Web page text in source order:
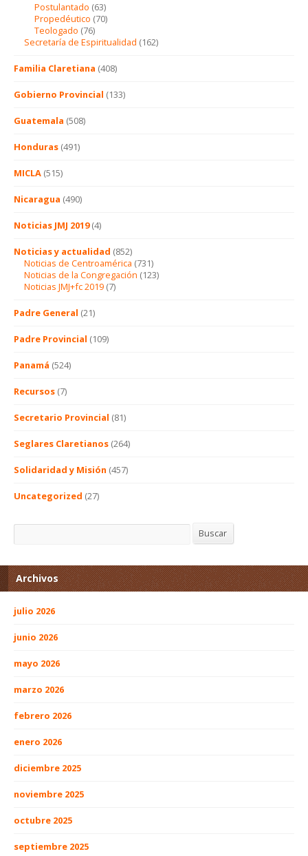
Postulantado (63)
Propedéutico (70)
Teologado (76)
Secretaría de Espiritualidad (162)
Familia Claretiana (408)
Gobierno Provincial (133)
Guatemala (508)
Honduras (491)
MICLA (515)
Nicaragua (490)
Noticias JMJ 2019(4)
Noticias y actualidad (852)
Noticias de Centroamérica (731)
Noticias de la Congregación (123)
Noticias JMJ+fc 2019 (7)
Padre General (21)
Padre Provincial (109)
Panamá (524)
Recursos (7)
Secretario Provincial (81)
Seglares Claretianos (264)
Solidaridad y Misión (457)
Uncategorized (27)
Buscar Buscar
Archivos
julio 2026
junio 2026
mayo 2026
marzo 2026
febrero 2026
enero 2026
diciembre 2025
noviembre 2025
octubre 2025
septiembre 2025